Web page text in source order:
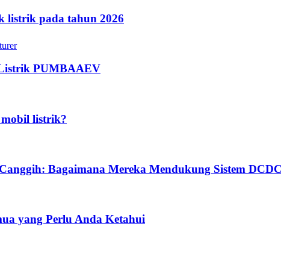
listrik pada tahun 2026
PUMBAAEV
listrik?
Bagaimana Mereka Mendukung Sistem
yang Perlu Anda Ketahui